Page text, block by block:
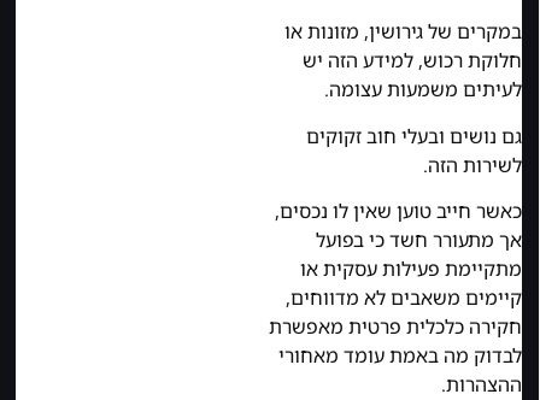
במקרים של גירושין, מזונות או
חלוקת רכוש, למידע הזה יש
לעיתים משמעות עצומה.
גם נושים ובעלי חוב זקוקים
לשירות הזה.
כאשר חייב טוען שאין לו נכסים,
אך מתעורר חשד כי בפועל
מתקיימת פעילות עסקית או
קיימים משאבים לא מדווחים,
חקירה כלכלית פרטית מאפשרת
לבדוק מה באמת עומד מאחורי
ההצהרות.